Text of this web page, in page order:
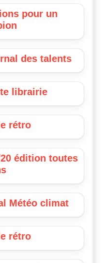
pour un
des talents
librairie
rétro
édition toutes
Météo climat
rétro